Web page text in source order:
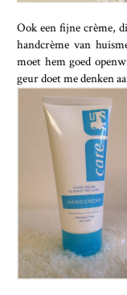
Ook een fijne crème,
handcrème van
moet hem goed
geur doet me denken